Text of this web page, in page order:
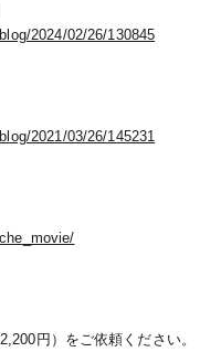
2024/02/26/130845
2021/03/26/145231
円）をご依頼ください。